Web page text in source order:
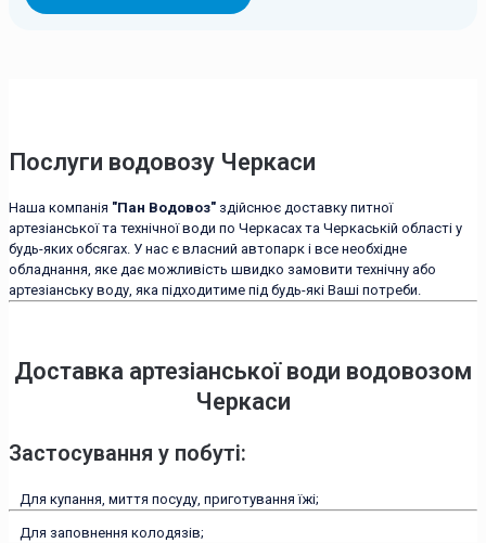
Послуги водовозу Черкаси
Наша компанія "Пан Водовоз" здійснює доставку питної
артезіанської та технічної води по Черкасах та Черкаській області у
будь-яких обсягах. У нас є власний автопарк і все необхідне
обладнання, яке дає можливість швидко замовити технічну або
артезіанську воду, яка підходитиме під будь-які Ваші потреби.
Доставка артезіанської води водовозом
Черкаси
Застосування у побуті:
Для купання, миття посуду, приготування їжі;
Для заповнення колодязів;